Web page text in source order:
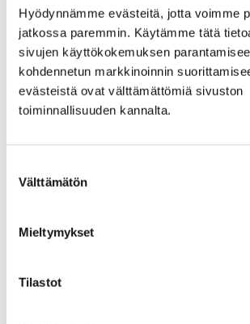
Hyödynnämme evästeitä, jotta voimme
jatkossa paremmin. Käytämme tätä
sivujen käyttökokemuksen
kohdennetun markkinoinnin
evästeistä ovat välttämättömiä sivuston
toiminnallisuuden kannalta.
valinta
Välttämätön
Mieltymykset
Tilastot
Home Satakunta Museum –
Satakunta Museum -
etusivu